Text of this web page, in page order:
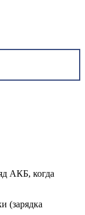
АКБ, когда
(зарядка